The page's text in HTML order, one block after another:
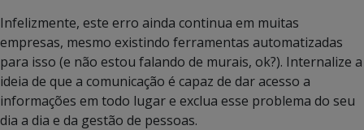
Infelizmente, este erro ainda continua em muitas
empresas, mesmo existindo ferramentas automatizadas
para isso (e não estou falando de murais, ok?). Internalize a
ideia de que a comunicação é capaz de dar acesso a
informações em todo lugar e exclua esse problema do seu
dia a dia e da gestão de pessoas.